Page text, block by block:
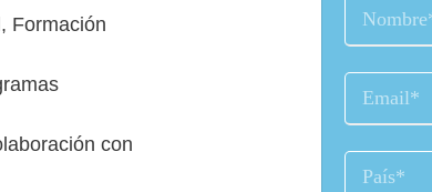
Formación
con